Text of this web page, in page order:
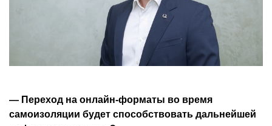
— Переход на онлайн-форматы во время
самоизоляции будет способствовать дальнейшей